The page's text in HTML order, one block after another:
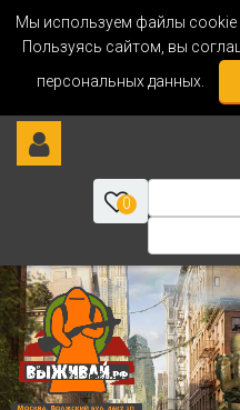
Мы используем файлы cookie
Пользуясь сайтом, вы
персональных данных.
0